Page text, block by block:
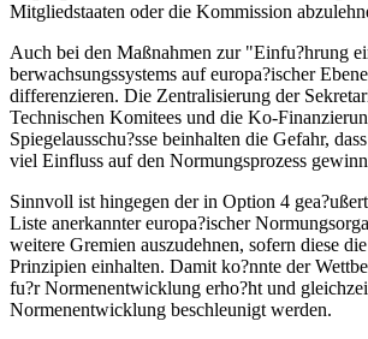
Mitgliedstaaten oder die Kommission
Auch bei den Maßnahmen zur "Einfu?hrung
berwachsungssystems auf europa?ischer
differenzieren. Die Zentralisierung der
Technischen Komitees und die Ko-
Spiegelausschu?sse beinhalten die Gefahr,
viel Einfluss auf den Normungsprozess
Sinnvoll ist hingegen der in Option 4
Liste anerkannter europa?ischer
weitere Gremien auszudehnen, sofern diese
Prinzipien einhalten. Damit ko?nnte der
fu?r Normenentwicklung erho?ht und
Normenentwicklung beschleunigt werden.